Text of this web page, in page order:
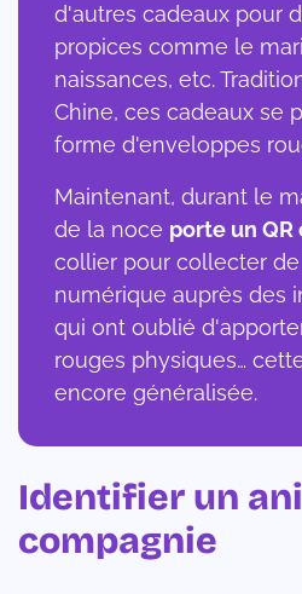
d'autres cadeaux pour
propices comme le
naissances, etc.
Chine, ces cadeaux se
forme d'enveloppes
Maintenant, durant le
de la noce porte un QR
collier pour collecter
numérique auprès des
qui ont oublié
rouges physiques…
encore généralisée.
Identifier un
compagnie